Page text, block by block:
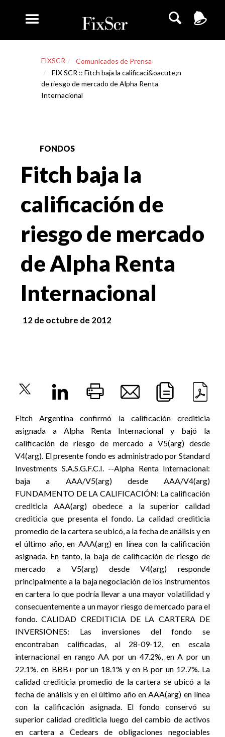
FIXSCR
Comunicados de Prensa
FIX SCR :: Fitch baja la calificaci&oacute;n
de riesgo de mercado de Alpha Renta
Internacional
FONDOS
Fitch baja la
calificación de
riesgo de mercado
de Alpha Renta
Internacional
12 de octubre de 2012
Fitch Argentina confirmó la calificación crediticia
asignada a Alpha Renta Internacional y bajó la
calificación de riesgo de mercado a V5(arg) desde
V4(arg). El presente fondo es administrado por Standard
Investments S.A.S.G.F.C.I. --Alpha Renta Internacional:
baja a AAA/V5(arg) desde AAA/V4(arg)
FUNDAMENTO DE LA CALIFICACIÓN: La calificación
crediticia AAA(arg) obedece a la superior calidad
crediticia que presenta el fondo. La calidad crediticia
promedio de la cartera se ubicó, a la fecha de análisis y en
el último año, en AAA(arg) en línea con la calificación
asignada. En tanto, la baja de calificación de riesgo de
mercado a V5(arg) desde V4(arg) responde
principalmente a la baja negociación de los instrumentos
en cartera lo que podría llevar a una mayor volatilidad y
consecuentemente a un mayor riesgo de mercado para el
fondo. CALIDAD CREDITICIA DE LA CARTERA DE
INVERSIONES: Las inversiones del fondo se
encontraban calificadas, al 28-09-12, en escala
internacional en rango AA por un 47.2%, en A por un
22.1%, en BBB+ por un 18.1% y en B por un 12.7%. La
calidad crediticia promedio de la cartera se ubicó a la
fecha de análisis y en el último año en AAA(arg) en línea
con la calificación asignada. El fondo conservó su
superior calidad crediticia luego del cambio de activos
en cartera a Cedears de obligaciones negociables